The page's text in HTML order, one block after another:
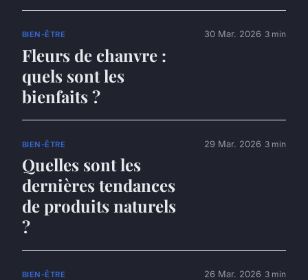
BIEN-ÊTRE
Fleurs de chanvre :
quels sont les
bienfaits ?
30 Mar. 2026 3 min
BIEN-ÊTRE
Quelles sont les
dernières tendances
de produits naturels
?
29 Mar. 2026 3 min
BIEN-ÊTRE 26 Mar. 2026 3 min